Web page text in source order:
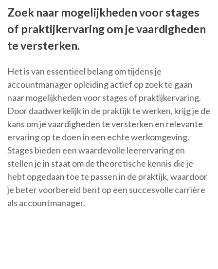
Zoek naar mogelijkheden voor stages
of praktijkervaring om je vaardigheden
te versterken.
Het is van essentieel belang om tijdens je
accountmanager opleiding actief op zoek te gaan
naar mogelijkheden voor stages of praktijkervaring.
Door daadwerkelijk in de praktijk te werken, krijg je de
kans om je vaardigheden te versterken en relevante
ervaring op te doen in een echte werkomgeving.
Stages bieden een waardevolle leerervaring en
stellen je in staat om de theoretische kennis die je
hebt opgedaan toe te passen in de praktijk, waardoor
je beter voorbereid bent op een succesvolle carrière
als accountmanager.